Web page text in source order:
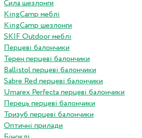
Сила шезлонги
KingCamp меблі
KingCamp шезлонги
SKIF Outdoor меблі
Перцеві балончики
Терен перцеві балончики
Ballistol перцеві балончики
Sabre Red перцеві балончики
Umarex Perfecta перцеві балончики
Перець перцеві балончики
Тризуб перцеві балончики
Оптичні прилади